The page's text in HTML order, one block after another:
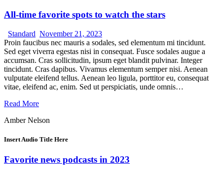
All-time favorite spots to watch the stars
Standard November 21, 2023
Proin faucibus nec mauris a sodales, sed elementum mi tincidunt.
Sed eget viverra egestas nisi in consequat. Fusce sodales augue a
accumsan. Cras sollicitudin, ipsum eget blandit pulvinar. Integer
tincidunt. Cras dapibus. Vivamus elementum semper nisi. Aenean
vulputate eleifend tellus. Aenean leo ligula, porttitor eu, consequat
vitae, eleifend ac, enim. Sed ut perspiciatis, unde omnis…
Read More
Amber Nelson
Insert Audio Title Here
Favorite news podcasts in 2023